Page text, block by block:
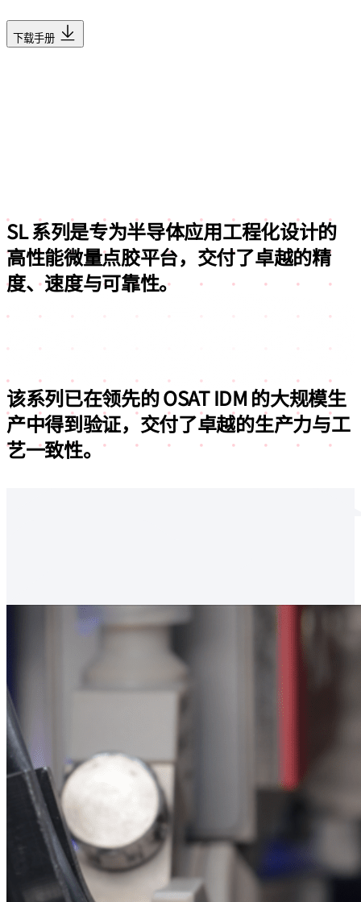
下载手册
SL 系列是专为半导体应用工程化设计的
高性能微量点胶平台， 交付了卓越的精
度、速度与可靠性。
该系列已在领先的 OSAT IDM 的大规模生
产中得到验证，交付了卓越的生产力与工
艺一致性。